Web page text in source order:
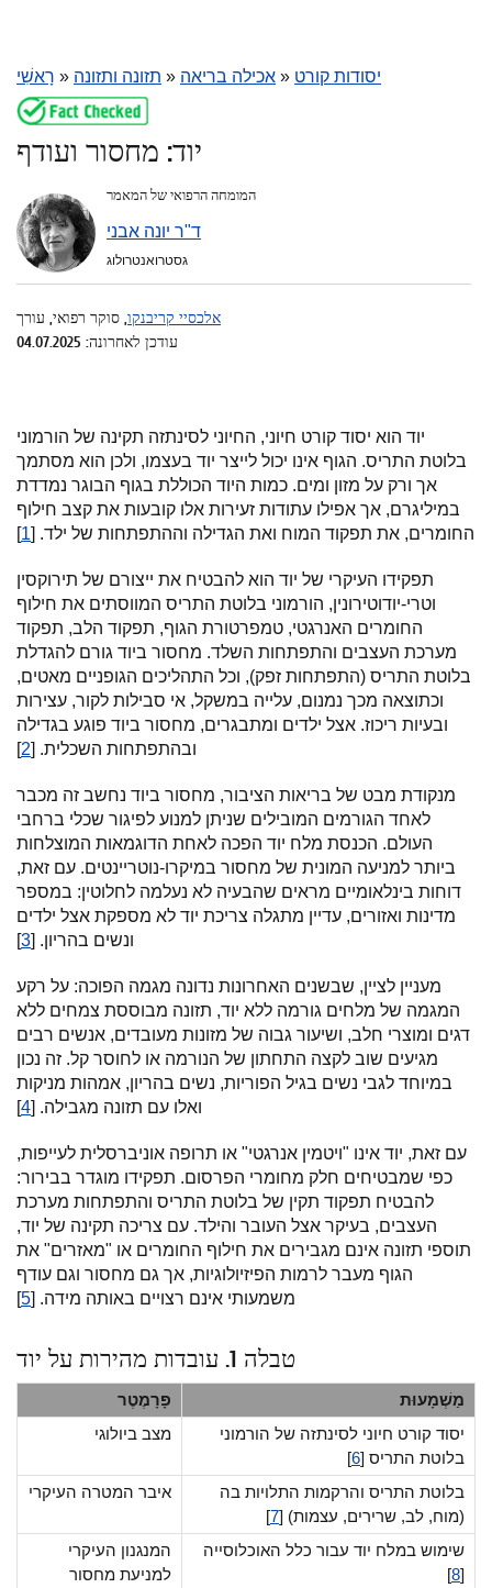
רָאשִׁי » תזונה ותזונה » אכילה בריאה » יסודות קורט
יוד: מחסור ועודף
המומחה הרפואי של המאמר
ד"ר יונה אבני
גסטרואנטרולוג
אלכסיי קריבנקו, סוקר רפואי, עורך
עודכן לאחרונה: 04.07.2025
יוד הוא יסוד קורט חיוני, החיוני לסינתזה תקינה של הורמוני
בלוטת התריס. הגוף אינו יכול לייצר יוד בעצמו, ולכן הוא מסתמך
אך ורק על מזון ומים. כמות היוד הכוללת בגוף הבוגר נמדדת
במיליגרם, אך אפילו עתודות זעירות אלו קובעות את קצב חילוף
החומרים, את תפקוד המוח ואת הגדילה וההתפתחות של ילד. [1
]
תפקידו העיקרי של יוד הוא להבטיח את ייצורם של תירוקסין
וטרי-יודוטירונין, הורמוני בלוטת התריס המווסתים את חילוף
החומרים האנרגטי, טמפרטורת הגוף, תפקוד הלב, תפקוד
מערכת העצבים והתפתחות השלד. מחסור ביוד גורם להגדלת
בלוטת התריס (התפתחות זפק), וכל התהליכים הגופניים מאטים,
וכתוצאה מכך נמנום, עלייה במשקל, אי סבילות לקור, עצירות
ובעיות ריכוז. אצל ילדים ומתבגרים, מחסור ביוד פוגע בגדילה
ובהתפתחות השכלית. [2
]
מנקודת מבט של בריאות הציבור, מחסור ביוד נחשב זה מכבר
לאחד הגורמים המובילים שניתן למנוע לפיגור שכלי ברחבי
העולם. הכנסת מלח יוד הפכה לאחת הדוגמאות המוצלחות
ביותר למניעה המונית של מחסור במיקרו-נוטריינטים. עם זאת,
דוחות בינלאומיים מראים שהבעיה לא נעלמה לחלוטין: במספר
מדינות ואזורים, עדיין מתגלה צריכת יוד לא מספקת אצל ילדים
ונשים בהריון. [3
]
מעניין לציין, שבשנים האחרונות נדונה מגמה הפוכה: על רקע
המגמה של מלחים גורמה ללא יוד, תזונה מבוססת צמחים ללא
דגים ומוצרי חלב, ושיעור גבוה של מזונות מעובדים, אנשים רבים
מגיעים שוב לקצה התחתון של הנורמה או לחוסר קל. זה נכון
במיוחד לגבי נשים בגיל הפוריות, נשים בהריון, אמהות מניקות
ואלו עם תזונה מגבילה. [4
]
עם זאת, יוד אינו "ויטמין אנרגטי" או תרופה אוניברסלית לעייפות,
כפי שמבטיחים חלק מחומרי הפרסום. תפקידו מוגדר בבירור:
להבטיח תפקוד תקין של בלוטת התריס והתפתחות מערכת
העצבים, בעיקר אצל העובר והילד. עם צריכה תקינה של יוד,
תוספי תזונה אינם מגבירים את חילוף החומרים או "מאזרים" את
הגוף מעבר לרמות הפיזיולוגיות, אך גם מחסור וגם עודף
משמעותי אינם רצויים באותה מידה. [5
]
טבלה 1. עובדות מהירות על יוד
פָּרָמֶטֶר
מַשְׁמָעוּת
מצב ביולוגי
יסוד קורט חיוני לסינתזה של הורמוני
בלוטת התריס [6
]
איבר המטרה העיקרי
בלוטת התריס והרקמות התלויות בה
(מוח, לב, שרירים, עצמות) [7
]
המנגנון העיקרי
למניעת מחסור
שימוש במלח יוד עבור כלל האוכלוסייה
[
8
]